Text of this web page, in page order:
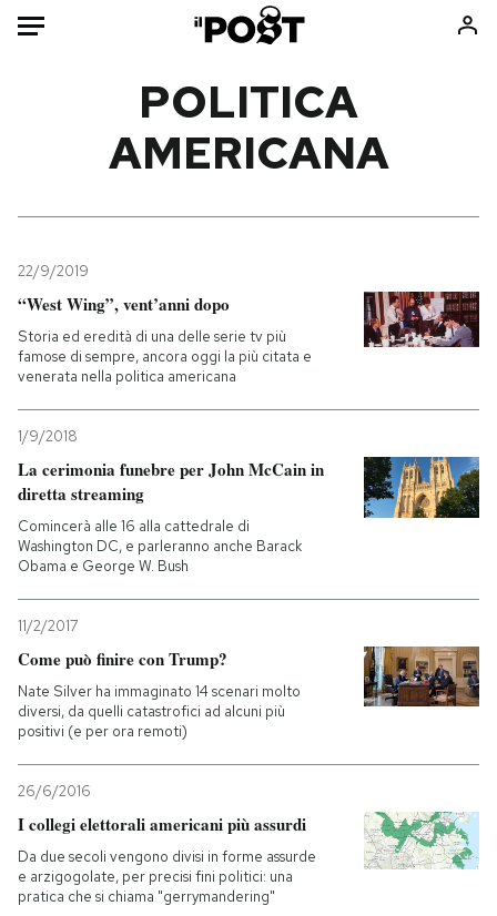
Mondo
Tecnologia
Internet
Scienza
Cultura
Economia
Sport
Libri
Ok Boomer!
Media
Altrecose
PODCAST
I MIEI PREFERITI
SHOP
CALENDARIO
AREA PERSONALE
POLITICA
AMERICANA
22/9/2019
“West Wing”, vent’anni dopo
Storia ed eredità di una delle serie tv più
famose di sempre, ancora oggi la più citata e
venerata nella politica americana
1/9/2018
La cerimonia funebre per John McCain in
diretta streaming
Comincerà alle 16 alla cattedrale di
Washington DC, e parleranno anche Barack
Obama e George W. Bush
11/2/2017
Come può finire con Trump?
Nate Silver ha immaginato 14 scenari molto
diversi, da quelli catastrofici ad alcuni più
positivi (e per ora remoti)
26/6/2016
I collegi elettorali americani più assurdi
Da due secoli vengono divisi in forme assurde
e arzigogolate, per precisi fini politici: una
pratica che si chiama "gerrymandering"